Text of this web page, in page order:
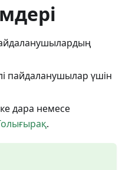
пайдаланушылар үшін
дара немесе
.